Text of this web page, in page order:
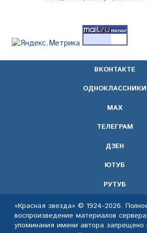
ВКОНТАКТЕ
ОДНОКЛАССНИКИ
МАХ
ТЕЛЕГРАМ
ДЗЕН
ЮТУБ
РУТУБ
«Красная звезда» © 1924-2026.
воспроизведение материалов
упоминания имени автора запрещено